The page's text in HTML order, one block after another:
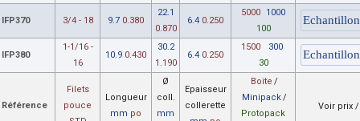
IFP370 3/4 - 18 9.7 0.380
22.1
0.870
6.4 0.250
5000
1000
100
IFP380
1-1/16 -
16
10.9 0.430
30.2
1.190
6.4 0.250
1500
300
30
Référence
Filets
pouce
Longueur
mm po
Ø
coll.
mm
Epaisseur
collerette
Boite /
Minipack/
Protopack
Voir prix